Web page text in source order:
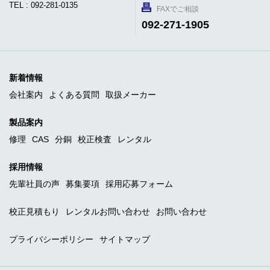
TEL : 092-281-0135 FAXでご相談
092-271-1905
新着情報
会社案内
よくある質問 取扱メーカー
製品案内
修理
CAS 分銅 校正検査 レンタル
採用情報
先輩社員の声
募集要項 採用応募フォーム
校正見積もり レンタルお問い合わせ お問い合わせ
プライバシーポリシー サイトマップ